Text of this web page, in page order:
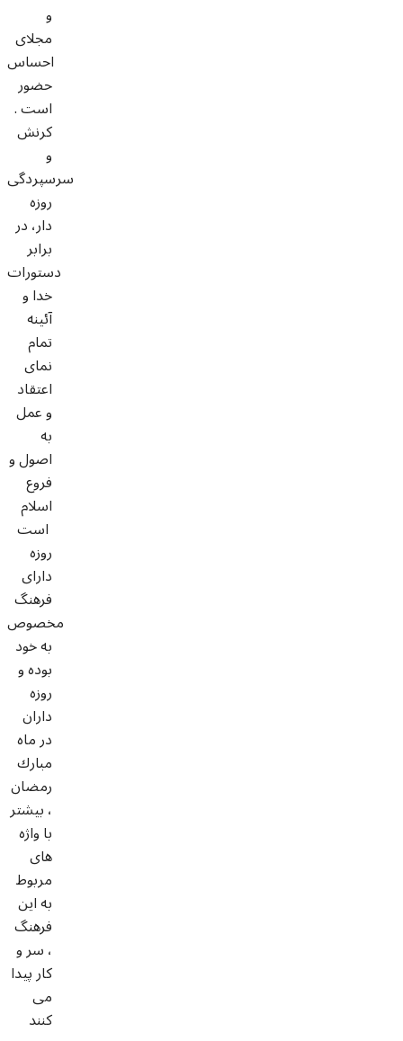
و
مجلاى
احساس
حضور
است .
کرنش
و
سرسپردگى
روزه
دار، در
برابر
دستورات
خدا و
آئينه
تمام
نماى
اعتقاد
و عمل
به
اصول و
فروع
اسلام
روزه
داراى
فرهنگ
مخصوص
به خود
بوده و
روزه
داران
در ماه
مبارك
رمضان
، بيشتر
با واژه
هاى
مربوط
به اين
فرهنگ
، سر و
كار پيدا
مى
كنند